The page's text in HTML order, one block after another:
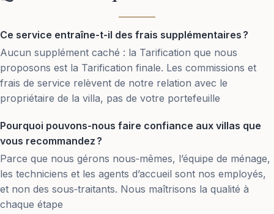
Ce service entraîne-t-il des frais supplémentaires ?
Aucun supplément caché : la Tarification que nous
proposons est la Tarification finale. Les commissions et
frais de service relèvent de notre relation avec le
propriétaire de la villa, pas de votre portefeuille
Pourquoi pouvons-nous faire confiance aux villas que
vous recommandez ?
Parce que nous gérons nous‑mêmes, l’équipe de ménage,
les techniciens et les agents d’accueil sont nos employés,
et non des sous‑traitants. Nous maîtrisons la qualité à
chaque étape